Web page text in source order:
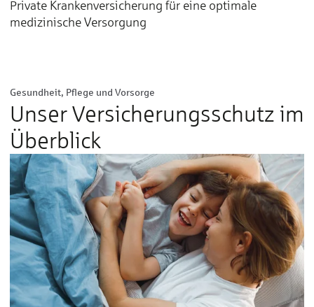
Private Krankenversicherung für eine optimale
medizinische Versorgung
Gesundheit, Pflege und Vorsorge
Unser Versicherungs­schutz im
Überblick